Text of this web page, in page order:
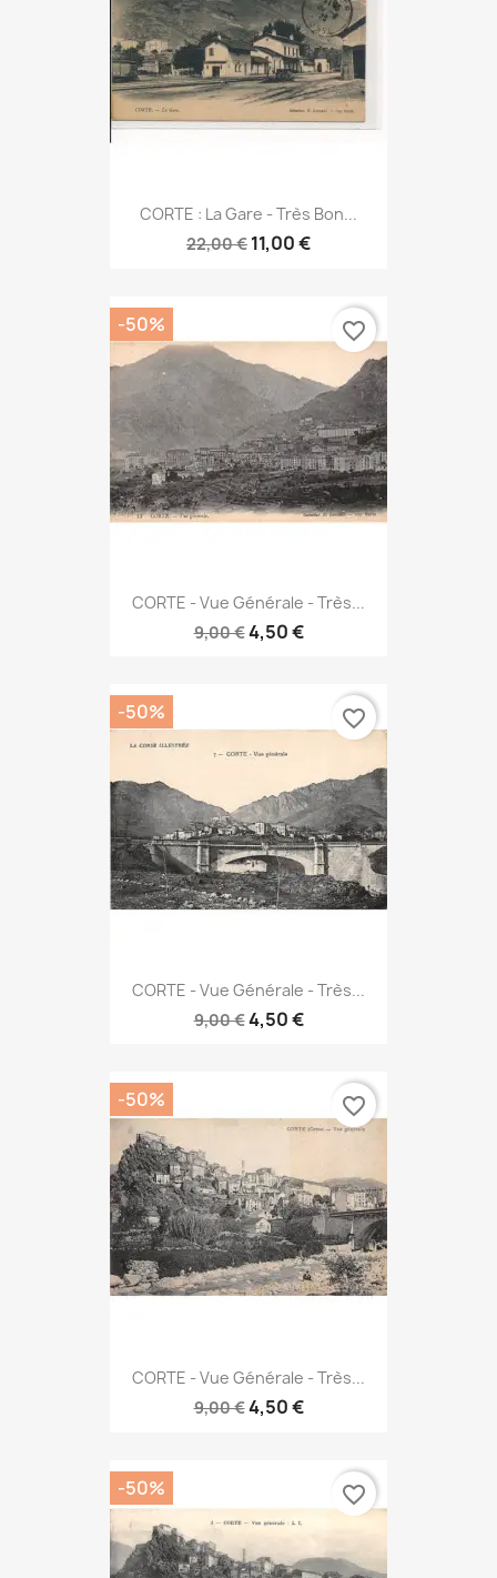
CORTE : La Gare - Très Bon...
22,00 € 11,00 €
CORTE - Vue Générale - Très...
9,00 €4,50 €
-50% favorite_border
CORTE - Vue Générale - Très...
9,00 €4,50 €
-50% favorite_border
CORTE - Vue Générale - Très...
9,00 €4,50 €
-50% favorite_border
-50% favorite_border